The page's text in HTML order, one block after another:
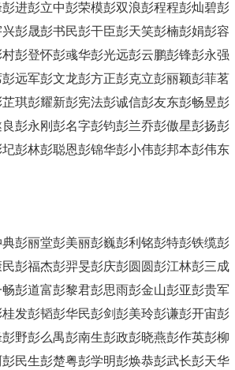
彭进彭立中彭荣模彭双浪彭程程彭灿碧彭
兴彭晟彭书民彭干臣彭天笑彭楠彭娟彭容
村彭登怀彭彧华彭光远彭云鹏彭锋彭永强
彭远军彭文龙彭方正彭克立彭丽颖彭菲茗
芷琪彭耀新彭宪法彭诚信彭友东彭畅昱彭
彭永刚 彭名字彭钧彭兰乔彭傲星彭扬彭
圮彭林彭聪恩彭锦华彭小伟彭邦本彭伟东
典彭丽堂彭美丽彭巍彭利铭彭特彭铁缆彭
彭福杰彭羿旻彭庆彭圆圆彭江林彭三成
彭道富彭黎君彭思雨彭金山彭亚彭贵军
桂发彭韬彭华民彭剑彭美玲彭谦彭开宙彭
彭野彭么禺彭南生彭政彭晓燕彭作英彭柳
彭民生彭楚粤彭学明彭焕恭彭武长彭天华